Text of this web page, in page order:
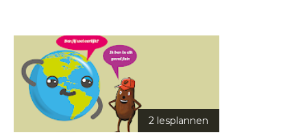
2 lesplannen